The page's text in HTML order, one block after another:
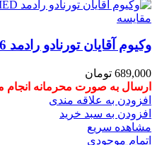
مقایسه
وکیوم آقایان تورنادو رادمد TORNADO RADMED6
689,000 تومان
ارسال به صورت محرمانه
افزودن به علاقه مندی
افزودن به سبد خرید
مشاهده سریع
اتمام موجودی